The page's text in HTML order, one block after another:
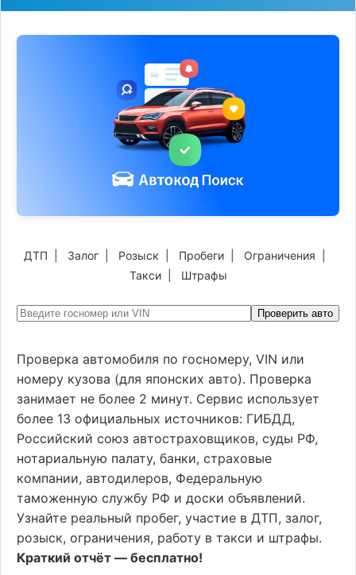
ДТП Залог Розыск Пробеги Ограничения
Такси| Штрафы
Проверить авто
Проверка автомобиля по госномеру, VIN или
номеру кузова (для японских авто). Проверка
занимает не более 2 минут. Сервис использует
более 13 официальных источников: ГИБДД,
Российский союз автостраховщиков, суды РФ,
нотариальную палату, банки, страховые
компании, автодилеров, Федеральную
таможенную службу РФ и доски объявлений.
Узнайте реальный пробег, участие в ДТП, залог,
розыск, ограничения, работу в такси и штрафы.
Краткий отчёт — бесплатно!